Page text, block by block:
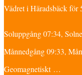
Vädret i Häradsbäck för
Soluppgång 07:34,
Månnedgång 09:33,
Geomagnetiskt …